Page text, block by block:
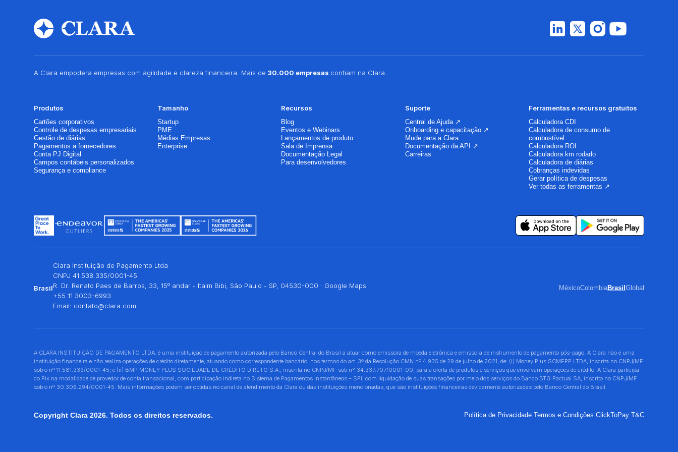
A Clara empodera empresas com agilidade e clareza financeira. Mais de 30.000 empresas confiam na Clara.
Produtos
Cartões corporativos
Controle de despesas empresariais
Gestão de diárias
Pagamentos a fornecedores
Conta PJ Digital
Campos contábeis personalizados
Segurança e compliance
Tamanho
Startup
PME
Médias Empresas
Enterprise
Recursos
Blog
Eventos e Webinars
Lançamentos de produto
Sala de Imprensa
Documentação Legal
Para desenvolvedores
Suporte
Central de Ajuda ↗
Onboarding e capacitação ↗
Mude para a Clara
Documentação da API ↗
Carreiras
Ferramentas e recursos gratuitos
Calculadora CDI
Calculadora de consumo de
combustível
Calculadora ROI
Calculadora km rodado
Calculadora de diárias
Cobranças indevidas
Gerar política de despesas
Ver todas as ferramentas ↗
Brasil
Clara Instituição de Pagamento Ltda
CNPJ 41.538.335/0001-45
R. Dr. Renato Paes de Barros, 33, 15º andar - Itaim Bibi, São Paulo - SP, 04530-000 · Google Maps
+55 11 3003-6993
Email: contato@clara.com
MéxicoColombiaBrasil Global
A CLARA INSTITUIÇÃO DE PAGAMENTO LTDA. é uma instituição de pagamento autorizada pelo Banco Central do Brasil a atuar como emissora de moeda eletrônica e emissora de instrumento de pagamento pós-pago. A Clara não é uma
instituição financeira e não realiza operações de crédito diretamente, atuando como correspondente bancário, nos termos do art. 3º da Resolução CMN nº 4.935 de 29 de julho de 2021, de: (i) Money Plus SCMEPP LTDA, inscrita no CNPJ/MF
sob o nº 11.581.339/0001-45; e (ii) BMP MONEY PLUS SOCIEDADE DE CRÉDITO DIRETO S.A., inscrita no CNPJ/MF sob n° 34.337.707/0001-00, para a oferta de produtos e serviços que envolvam operações de crédito. A Clara participa
do Pix na modalidade de provedor de conta transacional, com participação indireta no Sistema de Pagamentos Instantâneos – SPI, com liquidação de suas transações por meio dos serviços do Banco BTG Pactual SA, inscrito no CNPJ/MF
sob o nº 30.306.294/0001-45. Mais informações podem ser obtidas no canal de atendimento da Clara ou das instituições mencionadas, que são instituições financeiras devidamente autorizadas pelo Banco Central do Brasil.
Copyright Clara 2026. Todos os direitos reservados. Política de Privacidade·Termos e Condições·ClickToPay T&C